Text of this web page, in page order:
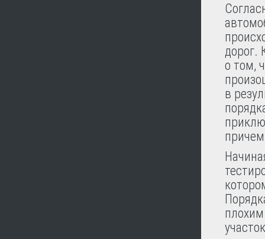
дорог.
о том,
в